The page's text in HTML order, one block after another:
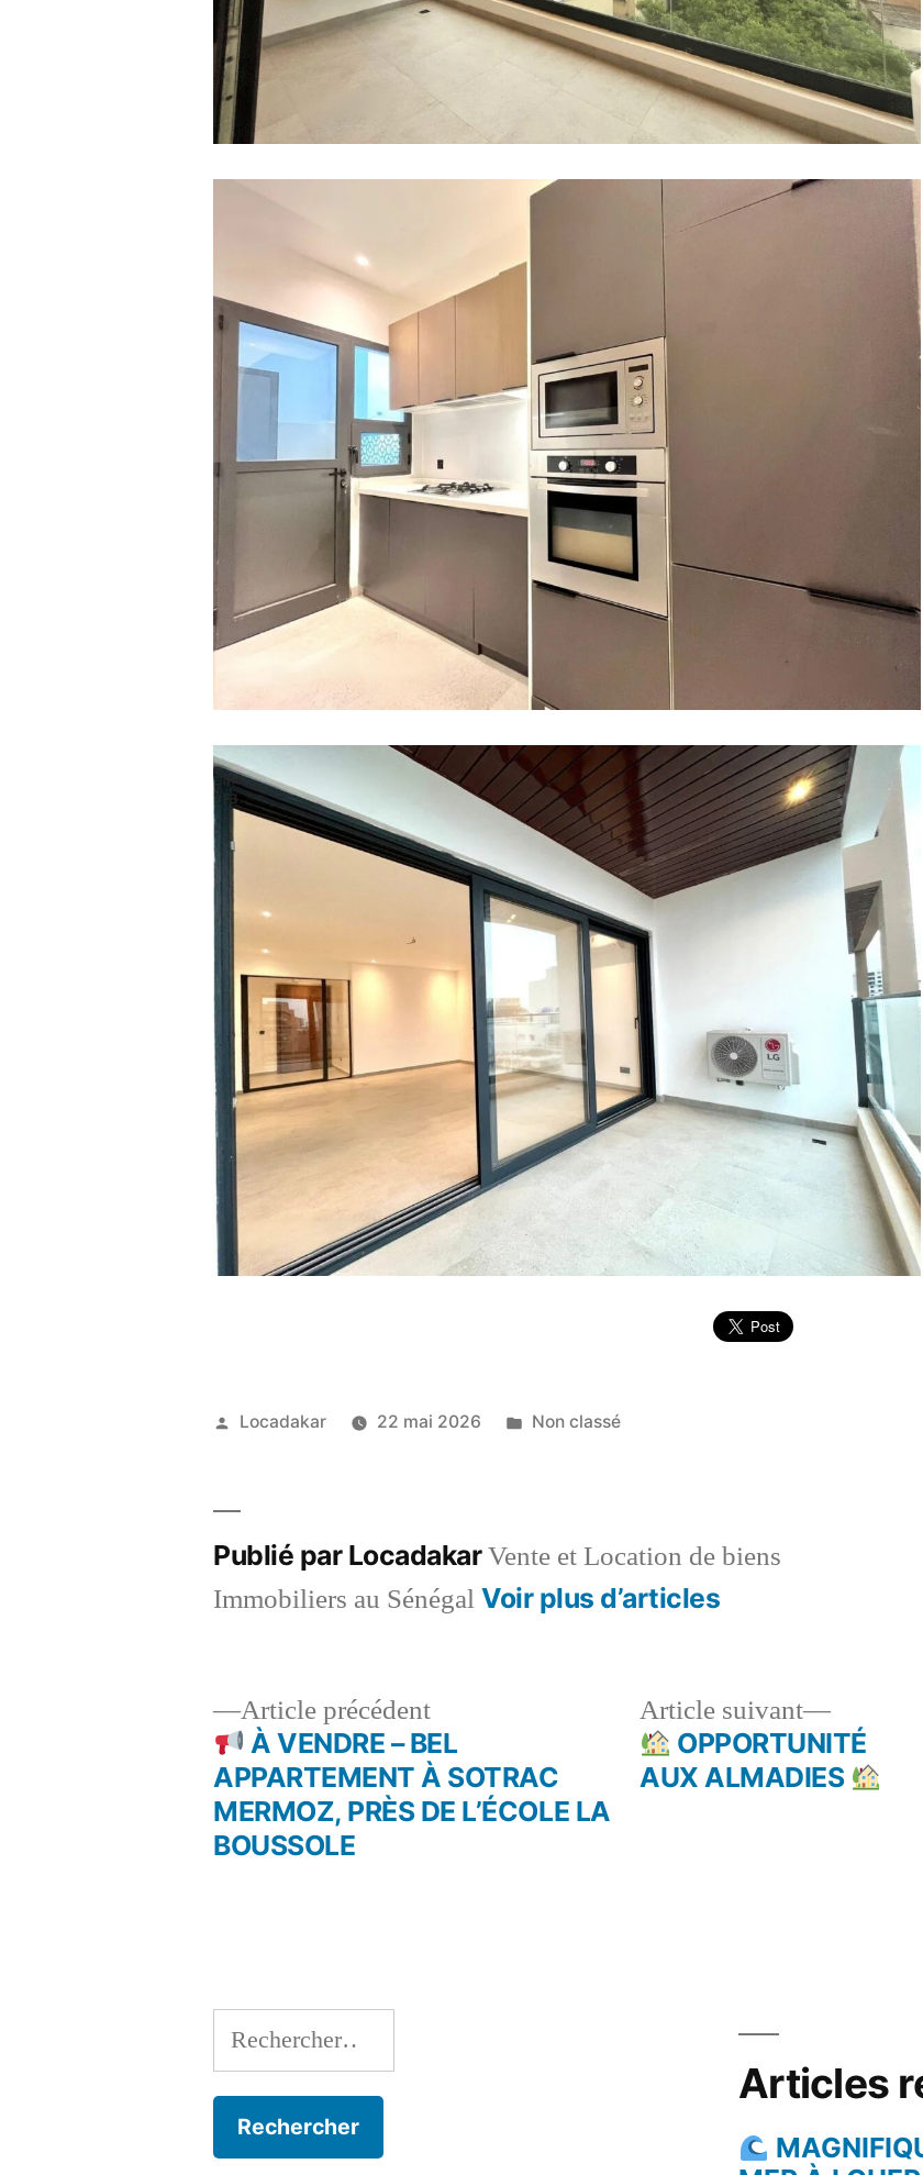
Publié
Locadakar 22 mai 2026
Publié
Non classé
Publié par LocadakarVente et Location de biens
Immobiliers au SénégalVoir plus d’articles
Navigation
Article précédentArticle
précédent :
À VENDRE – BEL
APPARTEMENT À SOTRAC
MERMOZ, PRÈS DE L’ÉCOLE LA
BOUSSOLE
Article suivant
Article
suivant :
OPPORTUNITÉ
AUX ALMADIES
Rechercher :
Articles